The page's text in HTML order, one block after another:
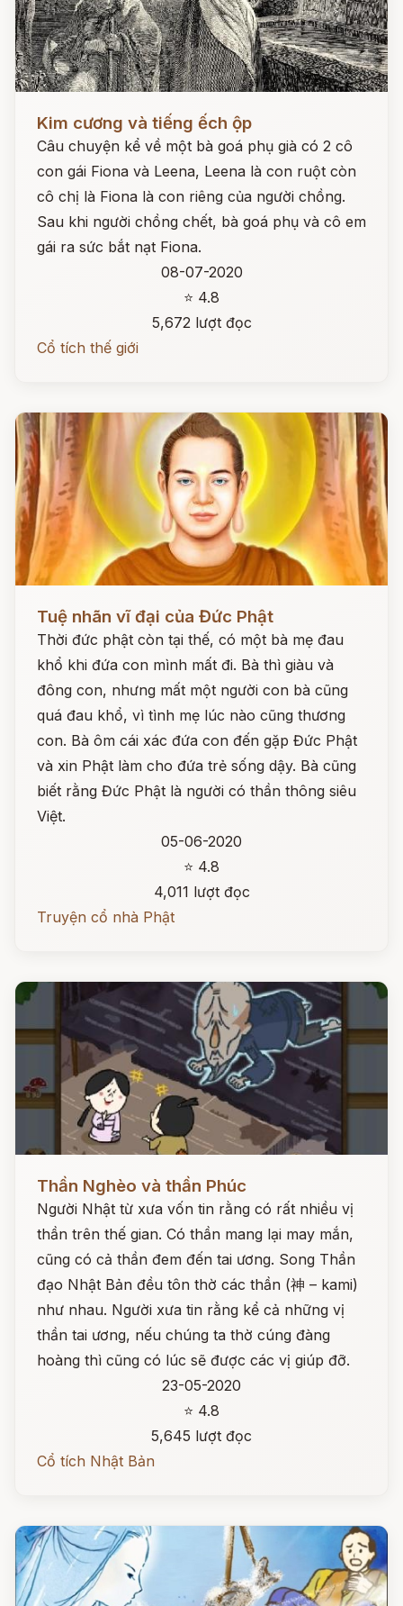
Kim cương và tiếng ếch ộp
Câu chuyện kể về một bà goá phụ già có 2 cô
con gái Fiona và Leena, Leena là con ruột còn
cô chị là Fiona là con riêng của người chồng.
Sau khi người chồng chết, bà goá phụ và cô em
gái ra sức bắt nạt Fiona.
08-07-2020
⭐ 4.8
5,672 lượt đọc
Cổ tích thế giới
Tuệ nhãn vĩ đại của Đức Phật
Thời đức phật còn tại thế, có một bà mẹ đau
khổ khi đứa con mình mất đi. Bà thì giàu và
đông con, nhưng mất một người con bà cũng
quá đau khổ, vì tình mẹ lúc nào cũng thương
con. Bà ôm cái xác đứa con đến gặp Đức Phật
và xin Phật làm cho đứa trẻ sống dậy. Bà cũng
biết rằng Đức Phật là người có thần thông siêu
Việt.
05-06-2020
⭐ 4.8
4,011 lượt đọc
Truyện cổ nhà Phật
Đọc ngay
Thần Nghèo và thần Phúc
Người Nhật từ xưa vốn tin rằng có rất nhiều vị
thần trên thế gian. Có thần mang lại may mắn,
cũng có cả thần đem đến tai ương. Song Thần
đạo Nhật Bản đều tôn thờ các thần (神 – kami)
như nhau. Người xưa tin rằng kể cả những vị
thần tai ương, nếu chúng ta thờ cúng đàng
hoàng thì cũng có lúc sẽ được các vị giúp đỡ.
23-05-2020
⭐ 4.8
5,645 lượt đọc
Cổ tích Nhật Bản